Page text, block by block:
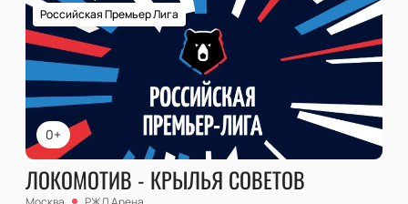
0+
Российская Премьер Лига
ЛОКОМОТИВ - КРЫЛЬЯ СОВЕТОВ